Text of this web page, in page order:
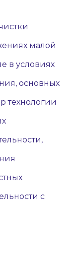
малой
в условиях
основных
технологии
с